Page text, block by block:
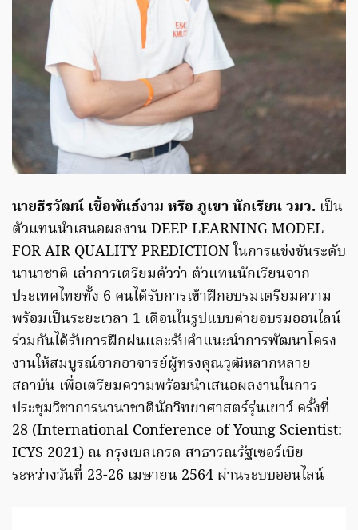
นายธีรวัฒน์ เชื้อพันธ์งาม หรือ ภูเขา นักเรียน วมว. เป็น
ตัวแทนนำเสนอผลงาน DEEP LEARNING MODEL
FOR AIR QUALITY PREDICTION ในการแข่งขันระดับ
นานาชาติ เล่าการเตรียมตัวว่า ตัวแทนนักเรียนจาก
ประเทศไทยทั้ง 6 คนได้รับการเข้าฝึกอบรมเตรียมความ
พร้อมเป็นระยะเวลา 1 เดือนในรูปแบบค่ายอบรมออนไลน์
ร่วมกันได้รับการฝึกฝนและรับคำแนะนำการพัฒนาโครง
งานให้สมบูรณ์จากอาจารย์ผู้ทรงคุณวุฒิหลากหลาย
สถาบัน เพื่อเตรียมความพร้อมนำเสนอผลงานในการ
ประชุมวิชาการนานาชาตินักวิทยาศาสตร์รุ่นเยาว์ ครั้งที่
28 (International Conference of Young Scientist:
ICYS 2021) ณ กรุงเบลเกรด สาธารณรัฐเซอร์เบีย
ระหว่างวันที่ 23-26 เมษายน 2564 ผ่านระบบออนไลน์